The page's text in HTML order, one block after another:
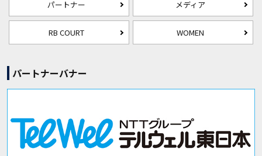
パートナー メディア
RB COURT WOMEN
パートナーバナー